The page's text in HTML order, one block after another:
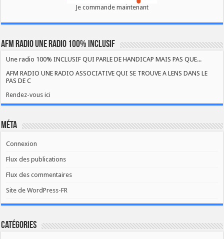
Je commande maintenant
AFM RADIO UNE RADIO 100% INCLUSIF
Une radio 100% INCLUSIF QUI PARLE DE HANDICAP MAIS PAS QUE...
AFM RADIO UNE RADIO ASSOCIATIVE QUI SE TROUVE A LENS DANS LE
PAS DE C
Rendez-vous ici
Méta
Connexion
Flux des publications
Flux des commentaires
Site de WordPress-FR
Catégories